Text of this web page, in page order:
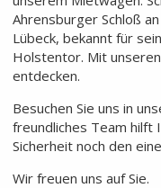
Ahrensburger Schloß
Lübeck, bekannt für
Holstentor. Mit
entdecken.
Besuchen Sie uns in
freundliches Team hilft
Sicherheit noch den
Wir freuen uns auf Sie.